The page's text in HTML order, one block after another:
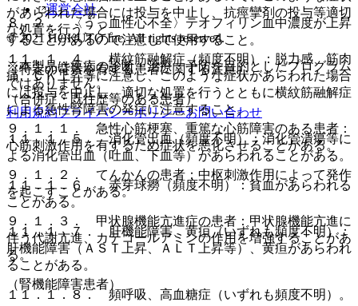
８．２． 〈うっ血性心不全〉テオフィリン血中濃度が上昇
することがあるので注意して使用すること。
（特定の背景を有する患者に関する注意）
（合併症・既往歴等のある患者）
９．１．１． 急性心筋梗塞、重篤な心筋障害のある患者：
心筋刺激作用を有するため症状を悪化させることがある。
９．１．２． てんかんの患者：中枢刺激作用によって発作
を起こすことがある。
９．１．３． 甲状腺機能亢進症の患者：甲状腺機能亢進に
伴う代謝亢進、カテコールアミンの作用を増強することがあ
る。
（腎機能障害患者）
があらわれた場合には投与を中止し、抗痙攣剤の投与等適切
な処置を行うこと。
１１．１．４． 横紋筋融解症（頻度不明）：脱力感、筋肉
痛、ＣＫ上昇等に注意し、このような症状があらわれた場合
には投与を中止し、適切な処置を行うとともに横紋筋融解症
による急性腎障害の発症に注意すること。
１１．１．５． 消化管出血（頻度不明）：消化管潰瘍等に
よる消化管出血（吐血、下血等）があらわれることがある。
１１．１．６． 赤芽球癆（頻度不明）：貧血があらわれる
ことがある。
１１．１．７． 肝機能障害、黄疸（いずれも頻度不明）：
肝機能障害（ＡＳＴ上昇、ＡＬＴ上昇等）、黄疸があらわれ
ることがある。
１１．１．８． 頻呼吸、高血糖症（いずれも頻度不明）。
運営会社
© 2021 HOKUTO Inc. All rights reserved.
※本製品は疾病の診断・治療・予防を目的としたプログラム
ではありません。
利用規約プライバシーポリシーお問い合わせ